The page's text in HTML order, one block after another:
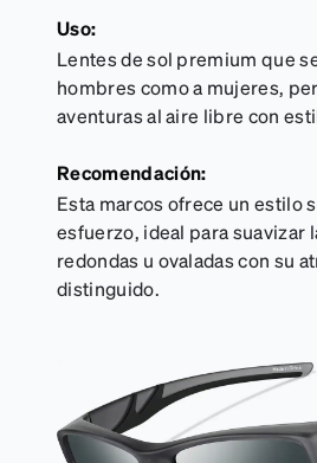
Uso:
Lentes de sol premium que
hombres como a mujeres,
aventuras al aire libre con
Recomendación:
Esta marcos ofrece un estilo
esfuerzo, ideal para suavizar
redondas u ovaladas con su
distinguido.